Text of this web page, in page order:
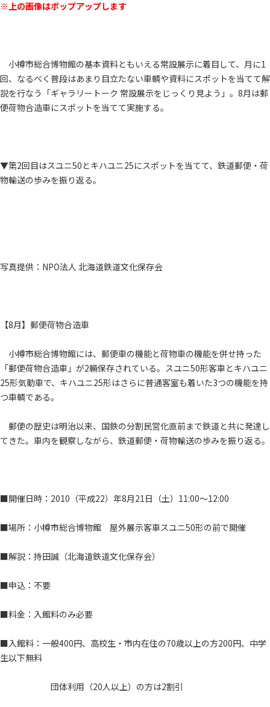
※上の画像はポップアップします
小樽市総合博物館の基本資料ともいえる常設展示に着目して、月に1
回、なるべく普段はあまり目立たない車輌や資料にスポットを当てて解
説を行なう「ギャラリートーク 常設展示をじっくり見よう」。8月は郵
便荷物合造車にスポットを当てて実施する。
▼第2回目はスユニ50とキハユニ25にスポットを当てて、鉄道郵便・荷
物輸送の歩みを振り返る。
写真提供：NPO法人 北海道鉄道文化保存会
【8月】郵便荷物合造車
小樽市総合博物館には、郵便車の機能と荷物車の機能を併せ持った
「郵便荷物合造車」が2輛保存されている。スユニ50形客車とキハユニ
25形気動車で、キハユニ25形はさらに普通客室も着いた3つの機能を持
つ車輌である。
郵便の歴史は明治以来、国鉄の分割民営化直前まで鉄道と共に発達し
てきた。車内を観察しながら、鉄道郵便・荷物輸送の歩みを振り返る。
■開催日時：2010（平成22）年8月21日（土）11:00～12:00
■場所：小樽市総合博物館 屋外展示客車スユニ50形の前で開催
■解説：持田誠（北海道鉄道文化保存会）
■申込：不要
■料金：入館料のみ必要
■入館料：一般400円、高校生・市内在住の70歳以上の方200円、中学
生以下無料
団体利用（20人以上）の方は2割引